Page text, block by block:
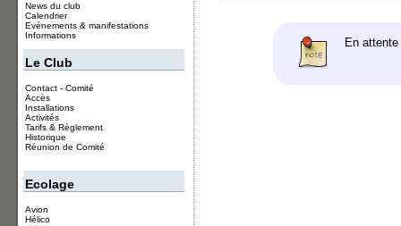
En
News du club
Calendrier
Evénements & manifestations
Informations
Le Club
Contact - Comité
Accès
Installations
Activités
Tarifs & Règlement
Historique
Réunion de Comité
Ecolage
Avion
Hélico